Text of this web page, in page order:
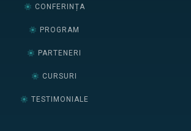
CONFERINȚA
PROGRAM
PARTENERI
CURSURI
TESTIMONIALE